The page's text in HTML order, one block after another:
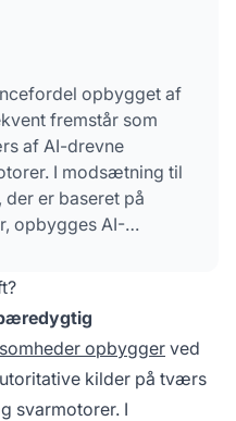
opbygget af
fremstår som
af AI-drevne
I modsætning til
er baseret på
opbygges AI-
og
af flere AI-
er
det kræver
for flere
opbygger ved
kilder på tværs
svarmotorer. I